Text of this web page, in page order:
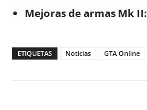
Mejoras de armas Mk II:
ETIQUETAS Noticias GTA Online